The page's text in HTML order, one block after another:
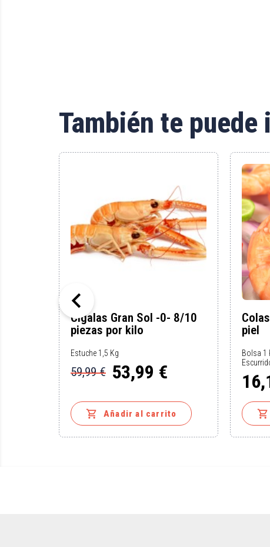
También te puede
Cigalas Gran Sol -0- 8/10
piezas por kilo
Estuche 1,5 Kg
Precio
59,99 €
Precio 53,99 €
 Añadir al carrito
piel
Bolsa 1
Precio

